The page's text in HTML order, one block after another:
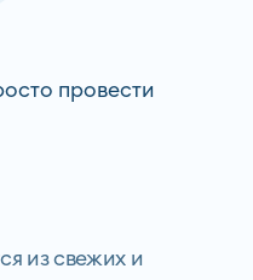
провести
из свежих и